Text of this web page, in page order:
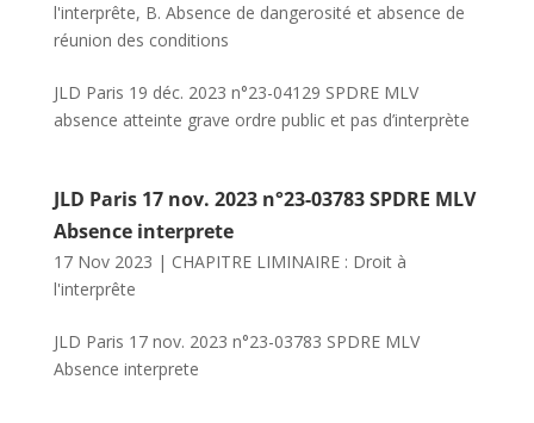
l'interprête, B. Absence de dangerosité et absence de
réunion des conditions
JLD Paris 19 déc. 2023 n°23-04129 SPDRE MLV
absence atteinte grave ordre public et pas d’interprète
JLD Paris 17 nov. 2023 n°23-03783 SPDRE MLV
Absence interprete
17 Nov 2023 | CHAPITRE LIMINAIRE : Droit à
l'interprête
JLD Paris 17 nov. 2023 n°23-03783 SPDRE MLV
Absence interprete